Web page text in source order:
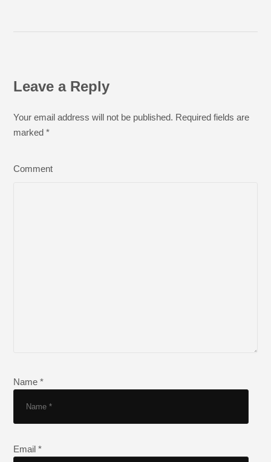
Leave a Reply
Your email address will not be published. Required fields are
marked*
Comment
Name *
Email *